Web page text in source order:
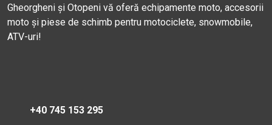
Gheorgheni și Otopeni vă oferă echipamente moto, accesorii
moto și piese de schimb pentru motociclete, snowmobile,
ATV-uri!
+40 745 153 295